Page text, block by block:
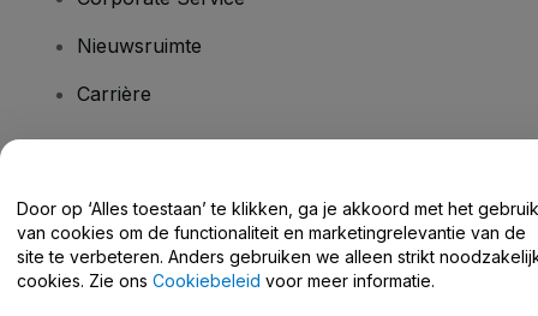
Nieuwsruimte
Carrière
Helpcentrum / Neem Contact Met Ons Op
Door op ‘Alles toestaan’ te klikken, ga je akkoord met het gebruik
van cookies om de functionaliteit en marketingrelevantie van de
site te verbeteren. Anders gebruiken we alleen strikt
cookies. Zie ons Cookiebeleid voor meer informatie.